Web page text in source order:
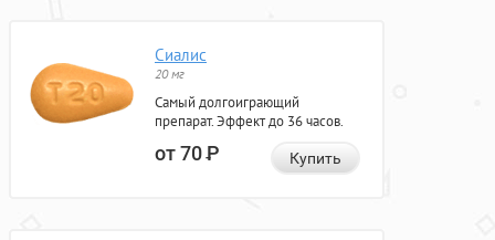
Сиалис
20 мг
Самый долгоиграющий
препарат. Эффект до 36 часов.
от 70Р Купить